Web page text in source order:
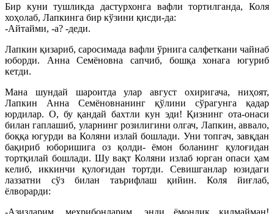
Бир куни тушликда дастурхонга вафли тортилганда, Коля
хоҳолаб, Лапкинга бир кўзини қисди-да:
-Айтайми, -а? -деди.
Лапкин қизариб, саросимада вафли ўрнига салфеткани чайнаб
юборди. Анна Семёновна сапчиб, бошқа хонага югуриб
кетди.
Мана шундай шароитда улар август охиригача, ниҳоят,
Лапкин Анна Семёновнанинг қўлини сўрагунга қадар
юрдилар. О, бу қандай бахтли кун эди! Қизнинг ота-онаси
билан гаплашиб, уларнинг розилигини олгач, Лапкин, аввало,
боққа югурди ва Коляни излай бошлади. Уни топгач, завқдан
бақириб юборишига оз қолди- ёмон боланинг қулоғидан
тортқилай бошлади. Шу вақт Коляни излаб юрган опаси ҳам
келиб, иккинчи қулоғидан тортди. Севишганлар юзидаги
лаззатни сўз билан таърифлаш қийин. Коля йиғлаб,
ёлворарди:
-Азизларим, меҳрибонларим, энди ёмонлик қилмайман!